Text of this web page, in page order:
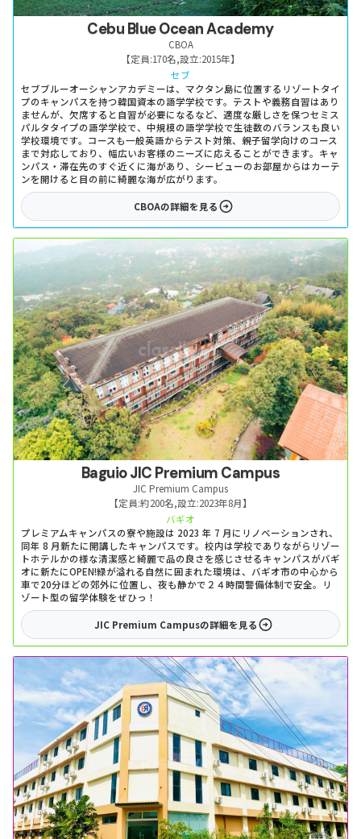
Cebu Blue Ocean Academy
CBOA
【定員:170名,設立:2015年】
セブ
セブブルーオーシャンアカデミーは、マクタン島に位置するリゾートタイ
プのキャンパスを持つ韓国資本の語学学校です。テストや義務自習はあり
ませんが、欠席すると自習が必要になるなど、適度な厳しさを保つセミス
パルタタイプの語学学校で、中規模の語学学校で生徒数のバランスも良い
学校環境です。コースも一般英語からテスト対策、親子留学向けのコース
まで対応しており、幅広いお客様のニーズに応えることができます。キャ
ンパス・滞在先のすぐ近くに海があり、シービューのお部屋からはカーテ
ンを開けると目の前に綺麗な海が広がります。
CBOAの詳細を見る
Baguio JIC Premium Campus
JIC Premium Campus
【定員:約200名,設立:2023年8月】
バギオ
プレミアムキャンパスの寮や施設は 2023 年 7 月にリノベーションされ、
同年 8 月新たに開講したキャンパスです。校内は学校でありながらリゾー
トホテルかの様な清潔感と綺麗で品の良さを感じさせるキャンパスがバギ
オに新たにOPEN!緑が溢れる自然に囲まれた環境は、バギオ市の中心から
車で20分ほどの郊外に位置し、夜も静かで２４時間警備体制で安全。リ
ゾート型の留学体験をぜひっ！
JIC Premium Campusの詳細を見る